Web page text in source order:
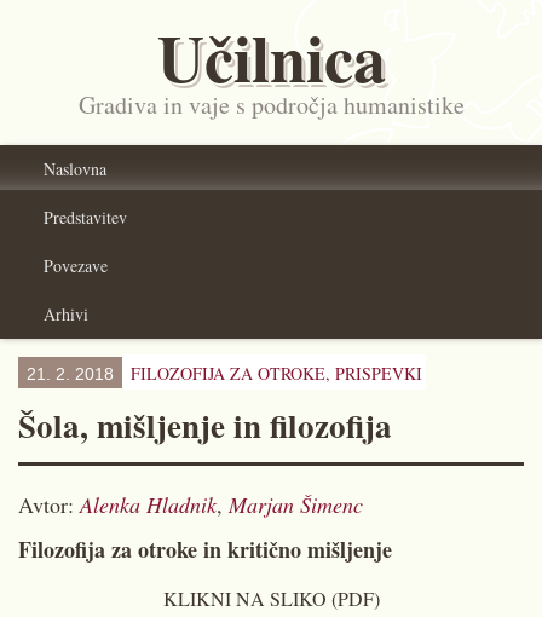
Učilnica
Gradiva in vaje s področja humanistike
Naslovna
Predstavitev
Povezave
Arhivi
21. 2. 2018 FILOZOFIJA ZA OTROKE, PRISPEVKI
Šola, mišljenje in filozofija
Avtor:Alenka Hladnik,Marjan Šimenc
Filozofija za otroke in kritično mišljenje
KLIKNI NA SLIKO (PDF)